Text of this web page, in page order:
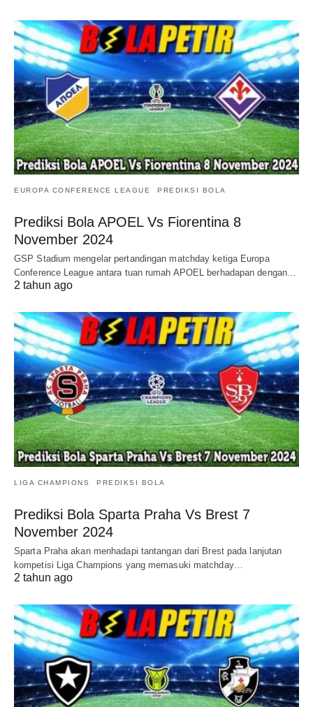
EUROPA CONFERENCE LEAGUE PREDIKSI BOLA
Prediksi Bola APOEL Vs Fiorentina 8
November 2024
GSP Stadium mengelar pertandingan matchday ketiga Europa
Conference League antara tuan rumah APOEL berhadapan dengan…
2 tahun ago
LIGA CHAMPIONS PREDIKSI BOLA
Prediksi Bola Sparta Praha Vs Brest 7
November 2024
Sparta Praha akan menhadapi tantangan dari Brest pada lanjutan
kompetisi Liga Champions yang memasuki matchday…
2 tahun ago